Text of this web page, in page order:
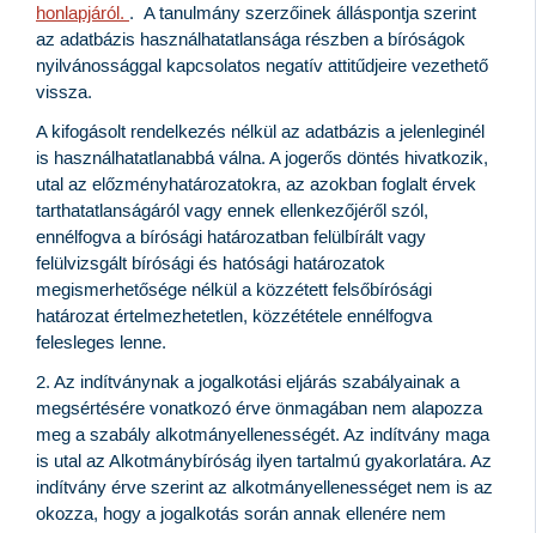
honlapjáról. . A tanulmány szerzőinek álláspontja szerint
az adatbázis használhatatlansága részben a bíróságok
nyilvánossággal kapcsolatos negatív attitűdjeire vezethető
vissza.
A kifogásolt rendelkezés nélkül az adatbázis a jelenleginél
is használhatatlanabbá válna. A jogerős döntés hivatkozik,
utal az előzményhatározatokra, az azokban foglalt érvek
tarthatatlanságáról vagy ennek ellenkezőjéről szól,
ennélfogva a bírósági határozatban felülbírált vagy
felülvizsgált bírósági és hatósági határozatok
megismerhetősége nélkül a közzétett felsőbírósági
határozat értelmezhetetlen, közzététele ennélfogva
felesleges lenne.
2. Az indítványnak a jogalkotási eljárás szabályainak a
megsértésére vonatkozó érve önmagában nem alapozza
meg a szabály alkotmányellenességét. Az indítvány maga
is utal az Alkotmánybíróság ilyen tartalmú gyakorlatára. Az
indítvány érve szerint az alkotmányellenességet nem is az
okozza, hogy a jogalkotás során annak ellenére nem